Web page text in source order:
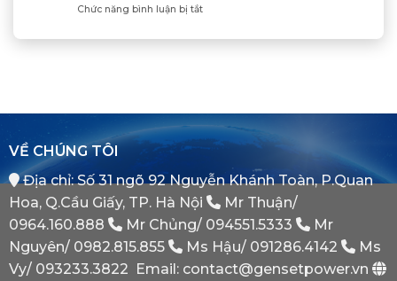
Khẳng
Vị
Của
Bình
Minh
Dầu
Xác
Điện
Chức năng bình luận bị tắtở
Điện
Tại
Sao
Phát
Dự
Phòng
Bắt
Phải
Có?
VỀ CHÚNG TÔI
Địa chỉ: Số 31 ngõ 92 Nguyễn Khánh Toàn, P.Quan
Hoa, Q.Cầu Giấy, TP. Hà Nội
Mr Thuận/
0964.160.888
Mr Chủng/ 094551.5333
Mr
Nguyên/ 0982.815.855 Ms Hậu/ 091286.4142
Ms
Vy/ 093233.3822 Email: contact@gensetpower.vn